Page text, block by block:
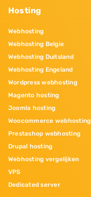
Hosting
Webhosting
Webhosting Belgie
Webhosting Duitsland
Webhosting Engeland
Wordpress webhosting
Magento hosting
Joomla hosting
Woocommerce webhosting
Prestashop webhosting
Drupal hosting
Webhosting vergelijken
VPS
Dedicated server